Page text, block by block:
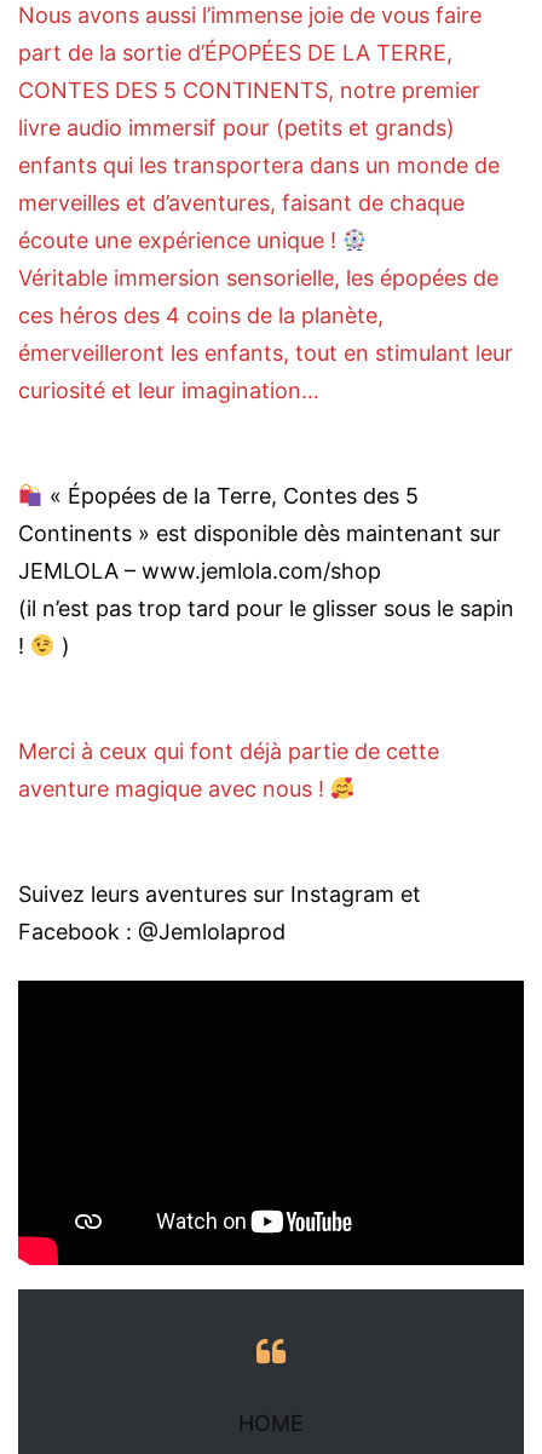
Nous avons aussi l’immense joie de vous faire
part de la sortie d’ÉPOPÉES DE LA TERRE,
CONTES DES 5 CONTINENTS, notre premier
livre audio immersif pour (petits et grands)
enfants qui les transportera dans un monde de
merveilles et d’aventures, faisant de chaque
écoute une expérience unique !
Véritable immersion sensorielle, les épopées de
ces héros des 4 coins de la planète,
émerveilleront les enfants, tout en stimulant leur
curiosité et leur imagination…
« Épopées de la Terre, Contes des 5
Continents » est disponible dès maintenant sur
JEMLOLA – www.jemlola.com/shop
(il n’est pas trop tard pour le glisser sous le sapin
!
)
Merci à ceux qui font déjà partie de cette
aventure magique avec nous !
Suivez leurs aventures sur Instagram et
Facebook : @Jemlolaprod
HOME